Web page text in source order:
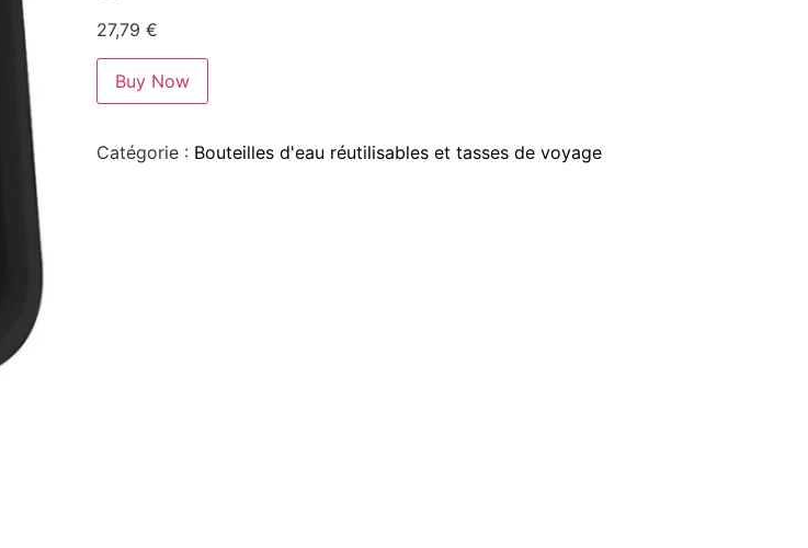
27,79 €
Buy Now
Catégorie : Bouteilles d'eau réutilisables et tasses de voyage